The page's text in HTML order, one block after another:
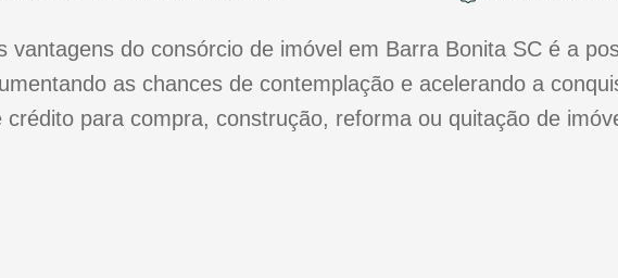
vantagens do consórcio de imóvel em Barra Bonita SC é a
as chances de contemplação e acelerando a
crédito para compra, construção, reforma ou quitação de